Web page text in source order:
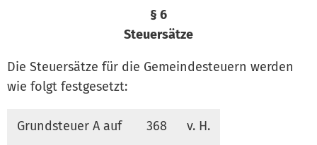
§ 6
Steuersätze
Die Steuersätze für die Gemeindesteuern werden
wie folgt festgesetzt:
Grundsteuer A auf 368 v. H.